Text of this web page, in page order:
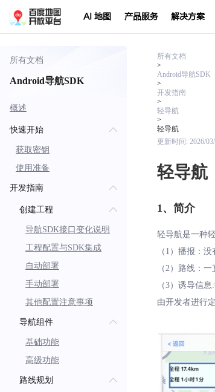
AI 地图 产品服务 解决方案
所有文档
Android导航SDK
概述
快速开始
获取密钥
使用准备
开发指南
创建工程
导航SDK接口变化说明
工程配置与SDK集成
自动部署
手动部署
其他配置注意事项
导航组件
基础功能
高级功能
路线规划
所有文档
>
Android导航SDK
>
开发指南
>
轻导航
>
轻导航
更新时间: 2026/
轻导航
1、简介
轻导航是一种
（1）播报：
（2）路线：
（3）诱导信
由开发者进行